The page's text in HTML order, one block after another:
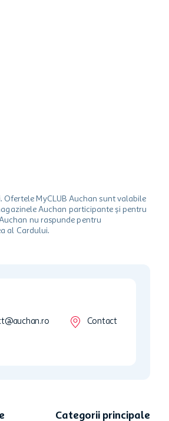
Ofertele MyCLUB Auchan sunt valabile
Auchan participante și pentru
nu raspunde pentru
al Cardului.
Contact
Categorii principale